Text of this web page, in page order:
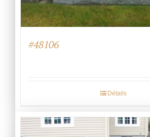
#48106
Détails